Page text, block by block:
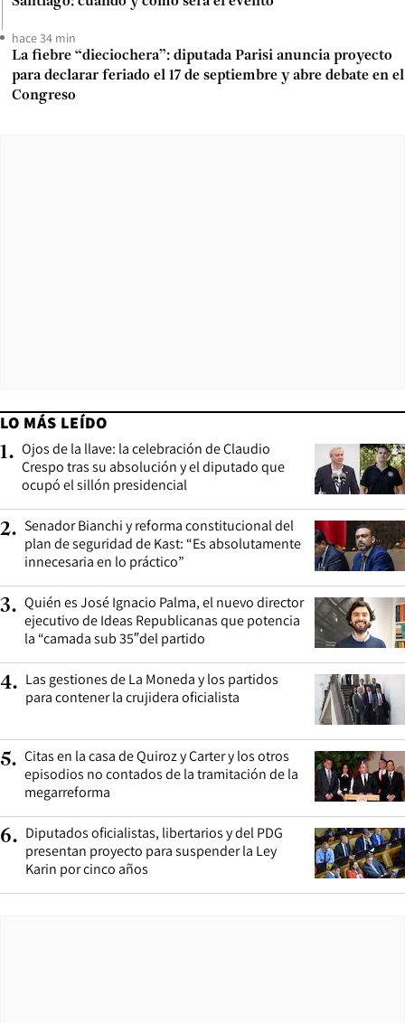
hace 34 min
La fiebre “dieciochera”: diputada Parisi anuncia proyecto
para declarar feriado el 17 de septiembre y abre debate en el
Congreso
LO MÁS LEÍDO
1. Ojos de la llave: la celebración de Claudio
Crespo tras su absolución y el diputado que
ocupó el sillón presidencial
2. Senador Bianchi y reforma constitucional del
plan de seguridad de Kast: “Es absolutamente
innecesaria en lo práctico”
3. Quién es José Ignacio Palma, el nuevo director
ejecutivo de Ideas Republicanas que potencia
la “camada sub 35″del partido
4. Las gestiones de La Moneda y los partidos
para contener la crujidera oficialista
5. Citas en la casa de Quiroz y Carter y los otros
episodios no contados de la tramitación de la
megarreforma
6. Diputados oficialistas, libertarios y del PDG
presentan proyecto para suspender la Ley
Karin por cinco años